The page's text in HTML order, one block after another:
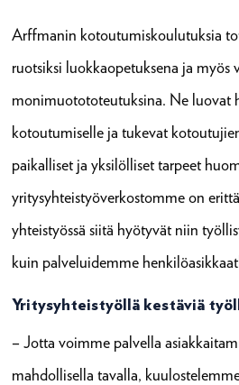
Arffmanin kotoutumiskoulutuksia
ruotsiksi luokkaopetuksena ja myös
monimuotototeutuksina. Ne luovat
kotoutumiselle ja tukevat
paikalliset ja yksilölliset tarpeet
yritysyhteistyöverkostomme on
yhteistyössä siitä hyötyvät niin
kuin palveluidemme
Yritysyhteistyöllä kestäviä
– Jotta voimme palvella
mahdollisella tavalla,